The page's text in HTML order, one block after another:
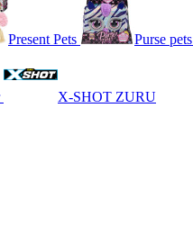
Present Pets Purse pets
X-SHOT ZURU